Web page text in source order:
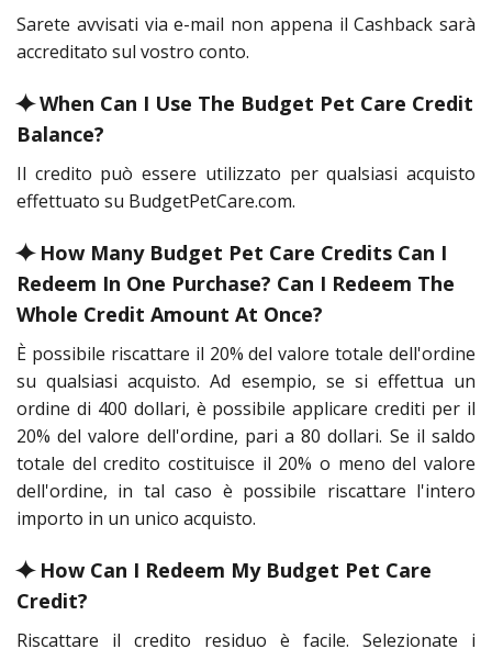
Sarete avvisati via e-mail non appena il Cashback sarà
accreditato sul vostro conto.
⯌ When Can I Use The Budget Pet Care Credit
Balance?
Il credito può essere utilizzato per qualsiasi acquisto
effettuato su BudgetPetCare.com.
⯌ How Many Budget Pet Care Credits Can I
Redeem In One Purchase? Can I Redeem The
Whole Credit Amount At Once?
È possibile riscattare il 20% del valore totale dell'ordine
su qualsiasi acquisto. Ad esempio, se si effettua un
ordine di 400 dollari, è possibile applicare crediti per il
20% del valore dell'ordine, pari a 80 dollari. Se il saldo
totale del credito costituisce il 20% o meno del valore
dell'ordine, in tal caso è possibile riscattare l'intero
importo in un unico acquisto.
⯌ How Can I Redeem My Budget Pet Care
Credit?
Riscattare il credito residuo è facile. Selezionate i